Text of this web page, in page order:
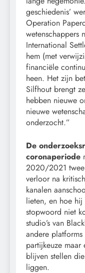
geschiedenis’
Operation
wetenschappers
International
hem (met
financiële
heen. Het zijn
Silfhout brengt
hebben nieuwe
nieuwe
onderzocht.”
De
coronaperiode
2020/2021 twee
verloor na
kanalen
lieten, en hoe
stopwoord niet
studio’s van
andere
partijkeuze
blijven stellen
liggen.